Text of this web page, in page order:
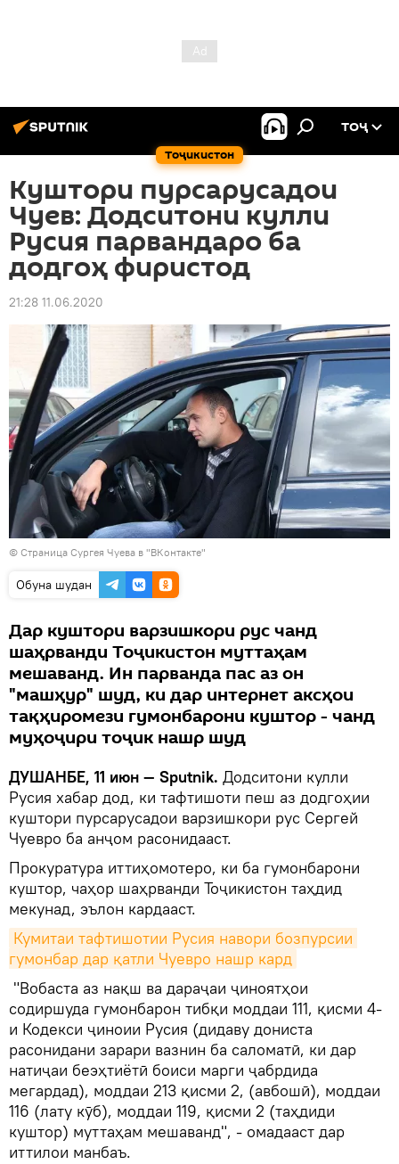
Тоҷикистон
ТОҶ
Куштори пурсарусадои
Чуев: Додситони кулли
Русия парвандаро ба
додгоҳ фиристод
21:28 11.06.2020
© Страница Сургея Чуева в "ВКонтакте"
Обуна шудан
Дар куштори варзишкори рус чанд
шаҳрванди Тоҷикистон муттаҳам
мешаванд. Ин парванда пас аз он
"машҳур" шуд, ки дар интернет аксҳои
тақҳиромези гумонбарони куштор - чанд
муҳоҷири тоҷик нашр шуд
ДУШАНБЕ, 11 июн — Sputnik. Додситони кулли
Русия хабар дод, ки тафтишоти пеш аз додгоҳии
куштори пурсарусадои варзишкори рус Сергей
Чуевро ба анҷом расонидааст.
Прокуратура иттиҳомотеро, ки ба гумонбарони
куштор, чаҳор шаҳрванди Тоҷикистон таҳдид
мекунад, эълон кардааст.
Кумитаи тафтишотии Русия навори бозпурсии
гумонбар дар қатли Чуевро нашр кард
"Вобаста аз нақш ва дараҷаи ҷиноятҳои
содиршуда гумонбарон тибқи моддаи 111, қисми 4-
и Кодекси ҷиноии Русия (дидаву дониста
расонидани зарари вазнин ба саломатӣ, ки дар
натиҷаи беэҳтиётӣ боиси марги ҷабрдида
мегардад), моддаи 213 қисми 2, (авбошӣ), моддаи
116 (лату кӯб), моддаи 119, қисми 2 (таҳдиди
куштор) муттаҳам мешаванд", - омадааст дар
иттилои манбаъ.